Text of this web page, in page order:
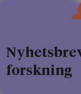
forskning